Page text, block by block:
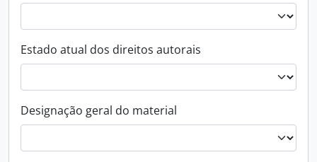
Estado atual dos direitos autorais
Designação geral do material